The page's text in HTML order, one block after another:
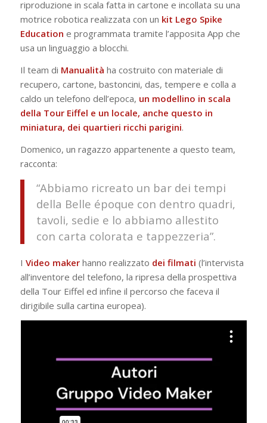
riproduzione in scala fatta in cartone e incollata su una
motrice robotica realizzata con un kit Lego Spike
Education e programmata tramite l’apposita App che
usa un linguaggio a blocchi.
Il team di Manualità ha costruito con materiale di
recupero, cartone, bastoncini, das, tempere e colla a
caldo un telefono dell’epoca, un modellino in scala
della Tour Eiffel e un locale, anche questo in
miniatura, dei quartieri ricchi parigini.
Domenico, un ragazzo appartenente a questo team,
racconta:
“Abbiamo ricreato un bar dei tempi
della Belle époque con dentro quadri,
tavoli, sedie e lo abbiamo allestito
con carta colorata e tappezzeria”.
I Video makerhanno realizzato dei filmati (l’intervista
all’inventore del telefono, la ripresa della prospettiva
della Tour Eiffel ed infine il percorso che faceva il
dirigibile sulla cartina europea).